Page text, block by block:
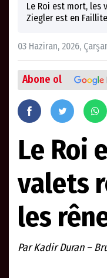
Le Roi est mort, les
Ziegler est en Faillite
03 Haziran, 2026,
Abone ol
Le Roi
valets
les
Par Kadir Duran –